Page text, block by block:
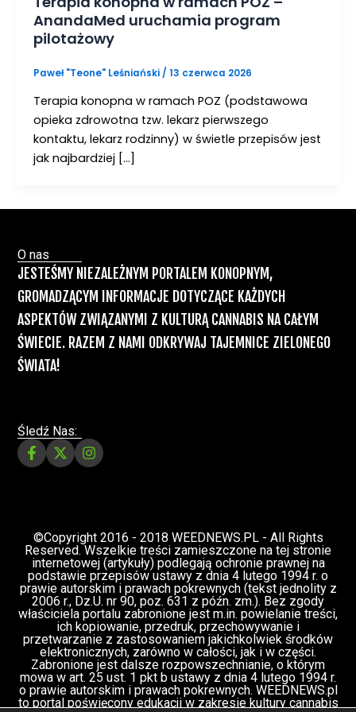
AnandaMed uruchamia program
pilotażowy
Paweł "Teone" Leśniański / 13 czerwca 2026
Terapia konopna w ramach POZ (podstawowa
opieka zdrowotna tzw. lekarz pierwszego
kontaktu, lekarz rodzinny) w świetle przepisów jest
jak najbardziej […]
O nas
JESTEŚMY NIEZALEŻNYM PORTALEM KONOPNYM,
GROMADZĄCYM INFORMACJE DOTYCZĄCE KAŻDYCH
ASPEKTÓW ZWIĄZANYMI Z KULTURĄ CANNABIS NA CAŁYM
ŚWIECIE. RAZEM Z NAMI ODKRYWAJ TAJEMNICE ZIELONEGO
ŚWIATA!
Śledź Nas:
©Copyright 2016 - 2018 WEEDNEWS.PL - All Rights
Reserved. Wszelkie treści zamieszczone na tej stronie
internetowej (artykuły) podlegają ochronie prawnej na
podstawie przepisów ustawy z dnia 4 lutego 1994 r. o
prawie autorskim i prawach pokrewnych (tekst jednolity z
2006 r., Dz.U. nr 90, poz. 631 z późn. zm.). Bez zgody
właściciela portalu zabronione jest m.in. powielanie treści,
ich kopiowanie, przedruk, przechowywanie i
przetwarzanie z zastosowaniem jakichkolwiek środków
elektronicznych, zarówno w całości, jak i w części.
Zabronione jest dalsze rozpowszechnianie, o którym
mowa w art. 25 ust. 1 pkt b ustawy z dnia 4 lutego 1994 r.
o prawie autorskim i prawach pokrewnych. WEEDNEWS.pl
to portal poświęcony edukacji w zakresie kultury cannabis